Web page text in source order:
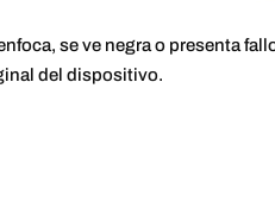
se ve negra o presenta
del dispositivo.